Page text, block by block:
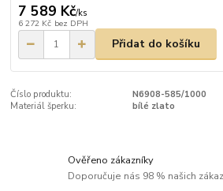
7 589 Kč/ks
6 272 Kč bez DPH
Přidat do košíku
Číslo produktu:
N6908-585/1000
Materiál šperku:
bílé zlato
Ověřeno zákazníky
Doporučuje nás 98 % našich